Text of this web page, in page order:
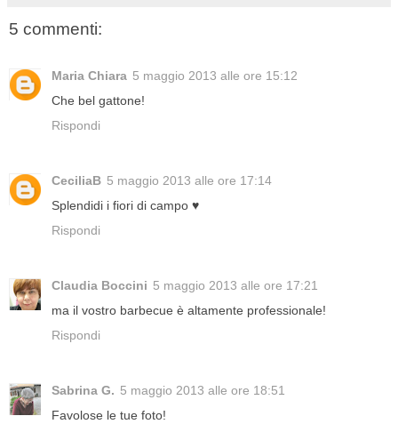
5 commenti:
Maria Chiara 5 maggio 2013 alle ore 15:12
Che bel gattone!
Rispondi
CeciliaB 5 maggio 2013 alle ore 17:14
Splendidi i fiori di campo ♥
Rispondi
Claudia Boccini 5 maggio 2013 alle ore 17:21
ma il vostro barbecue è altamente professionale!
Rispondi
Sabrina G. 5 maggio 2013 alle ore 18:51
Favolose le tue foto!